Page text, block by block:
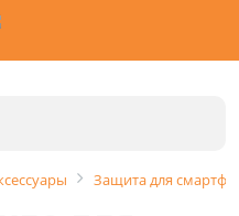
Защита для